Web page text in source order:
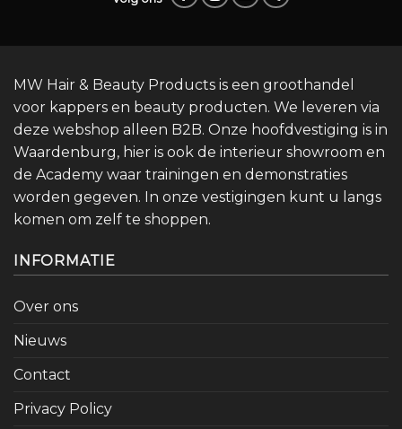
MW Hair & Beauty Products is een groothandel
voor kappers en beauty producten. We leveren via
deze webshop alleen B2B. Onze hoofdvestiging is in
Waardenburg, hier is ook de interieur showroom en
de Academy waar trainingen en demonstraties
worden gegeven. In onze vestigingen kunt u langs
komen om zelf te shoppen.
INFORMATIE
Over ons
Nieuws
Contact
Privacy Policy